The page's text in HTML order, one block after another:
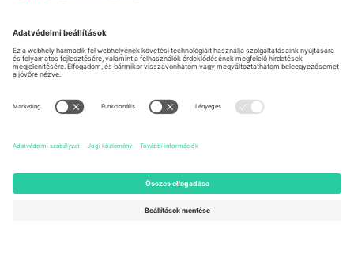
Germany
Unter den Linden 24, 10117
Berlin, Germany
United Kingdom
167 City Road, London, Greater
Newark, Delaware 19713, United
States
Engelberg, Switzerland